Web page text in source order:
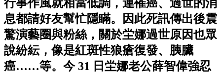
行事作風就相當低調，連罹癌、過世的消
息都請好友幫忙隱瞞。因此死訊傳出後震
驚演藝圈與粉絲，關於坣娜過世原因也眾
說紛紜，像是紅斑性狼瘡復發、胰臟
癌……等。今 31 日坣娜老公薛智偉強忍